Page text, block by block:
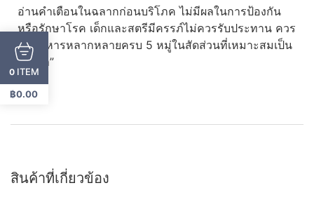
อ่านคำเตือนในฉลากก่อนบริโภค ไม่มีผลในการป้องกัน
หรือรักษาโรค เด็กและสตรีมีครรภ์ไม่ควรรับประทาน ควร
กินอาหารหลากหลายครบ 5 หมู่ในสัดส่วนที่เหมาะสมเป็น
ประจำ”
สินค้าที่เกี่ยวข้อง
0 ITEM
฿0.00